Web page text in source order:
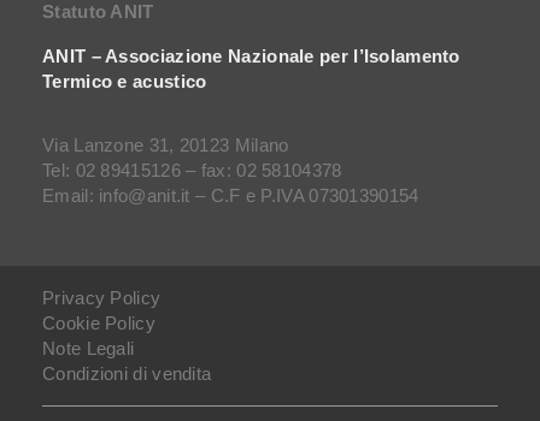
Statuto ANIT
ANIT – Associazione Nazionale per l’Isolamento
Termico e acustico
Via Lanzone 31, 20123 Milano
Tel: 02 89415126 – fax: 02 58104378
Email: info@anit.it – C.F e P.IVA 07301390154
Privacy Policy
Cookie Policy
Note Legali
Condizioni di vendita